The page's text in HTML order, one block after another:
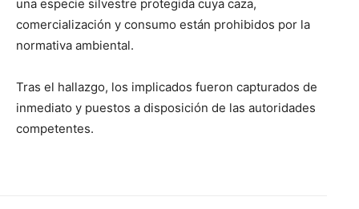
una especie silvestre protegida cuya caza,
comercialización y consumo están prohibidos por la
normativa ambiental.
Tras el hallazgo, los implicados fueron capturados de
inmediato y puestos a disposición de las autoridades
competentes.